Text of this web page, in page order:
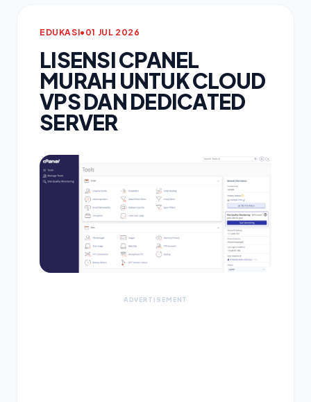
EDUKASI• 01 JUL 2026
LISENSI CPANEL
MURAH UNTUK CLOUD
VPS DAN DEDICATED
SERVER
ADVERTISEMENT